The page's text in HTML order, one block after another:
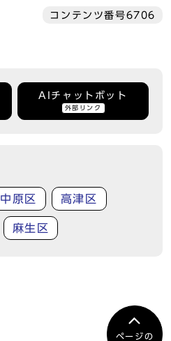
コンテンツ番号6706
AIチャットボット
外部リンク
中原区 高津区
麻生区
ページの